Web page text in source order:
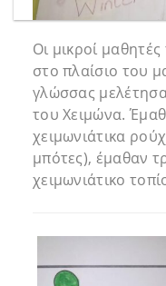
Οι μικροί
στο πλαίσιο του
γλώσσας
του Χειμώνα.
χειμωνιάτικα
μπότες), έμαθαν
χειμωνιάτικο